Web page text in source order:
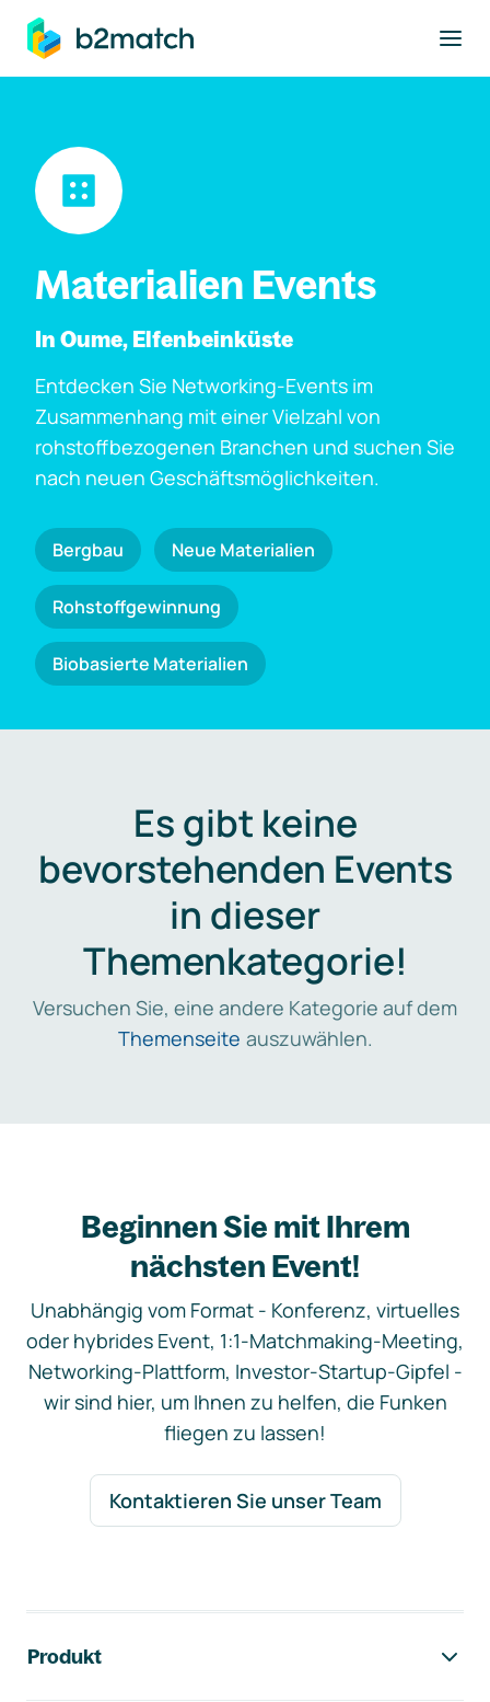
springen
Materialien Events
In Oume, Elfenbeinküste
Entdecken Sie Networking-Events im
Zusammenhang mit einer Vielzahl von
rohstoffbezogenen Branchen und suchen Sie
nach neuen Geschäftsmöglichkeiten.
Bergbau Neue Materialien
Rohstoffgewinnung
Biobasierte Materialien
Es gibt keine
bevorstehenden Events
in dieser
Themenkategorie!
Versuchen Sie, eine andere Kategorie auf dem
Themenseite auszuwählen.
Beginnen Sie mit Ihrem
nächsten Event!
Unabhängig vom Format - Konferenz, virtuelles
oder hybrides Event, 1:1-Matchmaking-Meeting,
Networking-Plattform, Investor-Startup-Gipfel -
wir sind hier, um Ihnen zu helfen, die Funken
fliegen zu lassen!
Kontaktieren Sie unser Team
Produkt